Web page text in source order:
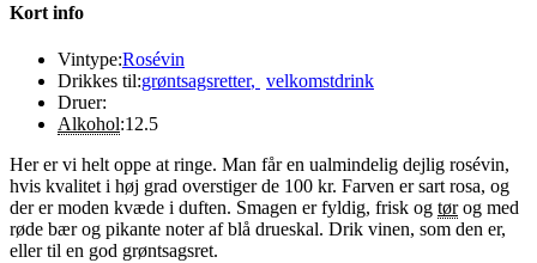
Kort info
Vintype:Rosévin
Drikkes til:grøntsagsretter, velkomstdrink
Druer:
Alkohol:12.5
Her er vi helt oppe at ringe. Man får en ualmindelig dejlig rosévin,
hvis kvalitet i høj grad overstiger de 100 kr. Farven er sart rosa, og
der er moden kvæde i duften. Smagen er fyldig, frisk og tørog med
røde bær og pikante noter af blå drueskal. Drik vinen, som den er,
eller til en god grøntsagsret.